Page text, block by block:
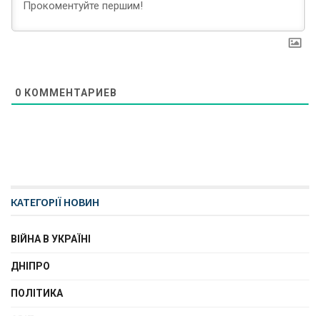
0 КОММЕНТАРИЕВ
КАТЕГОРІЇ НОВИН
ВІЙНА В УКРАЇНІ
ДНІПРО
ПОЛІТИКА